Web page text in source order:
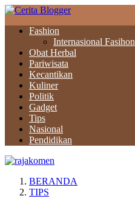
Fashion
Internasional Fasihon
Obat Herbal
Pariwisata
Kecantikan
Kuliner
Politik
Gadget
Tips
Nasional
Pendidikan
BERANDA
TIPS